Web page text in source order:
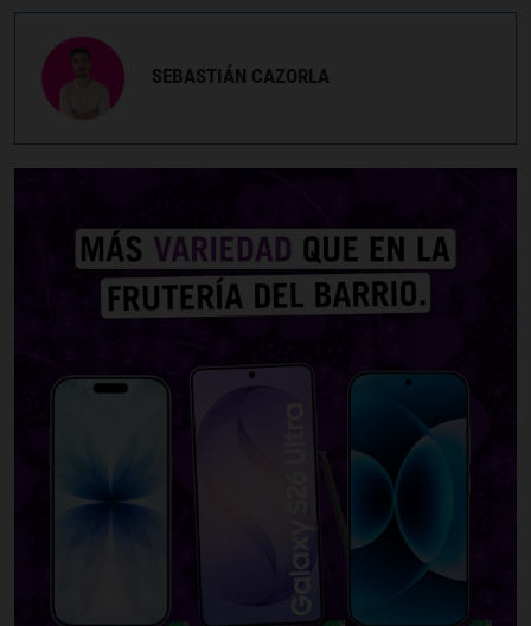
SEBASTIÁN CAZORLA